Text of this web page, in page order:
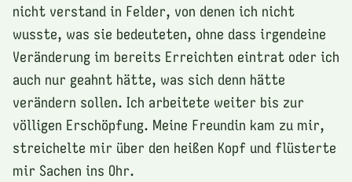
nicht verstand in Felder, von denen ich nicht
wusste, was sie bedeuteten, ohne dass irgendeine
Veränderung im bereits Erreichten eintrat oder ich
auch nur geahnt hätte, was sich denn hätte
verändern sollen. Ich arbeitete weiter bis zur
völligen Erschöpfung. Meine Freundin kam zu mir,
streichelte mir über den heißen Kopf und flüsterte
mir Sachen ins Ohr.